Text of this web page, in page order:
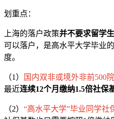
划重点：
上海的落户政策并不要求留学
可以落户，是高水平大学毕业
度。
（1） 国内双非或境外非前500
最近连续12个月缴纳1.5倍社保
（2） “高水平大学”毕业同学社